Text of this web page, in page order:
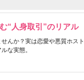
“人身取引”のリアル
んか？実は恋愛や悪質ホス
な実態。